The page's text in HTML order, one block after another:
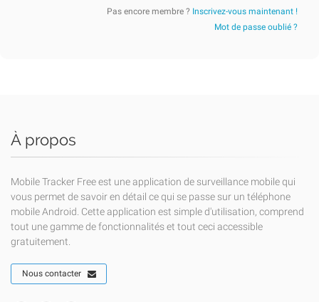
Pas encore membre ? Inscrivez-vous maintenant !
Mot de passe oublié ?
À propos
Mobile Tracker Free est une application de surveillance mobile qui
vous permet de savoir en détail ce qui se passe sur un téléphone
mobile Android. Cette application est simple d'utilisation, comprend
tout une gamme de fonctionnalités et tout ceci accessible
gratuitement.
Nous contacter